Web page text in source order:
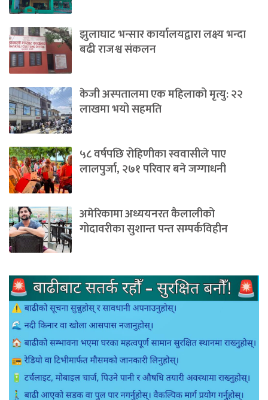
झुलाघाट भन्सार कार्यालयद्वारा लक्ष्य भन्दा
बढी राजश्व संकलन
केजी अस्पतालमा एक महिलाको मृत्यु: २२
लाखमा भयो सहमति
५८ वर्षपछि रोहिणीका स्ववासीले पाए
लालपुर्जा, २७१ परिवार बने जग्गाधनी
अमेरिकामा अध्ययनरत कैलालीको
गोदावरीका सुशान्त पन्त सम्पर्कविहीन